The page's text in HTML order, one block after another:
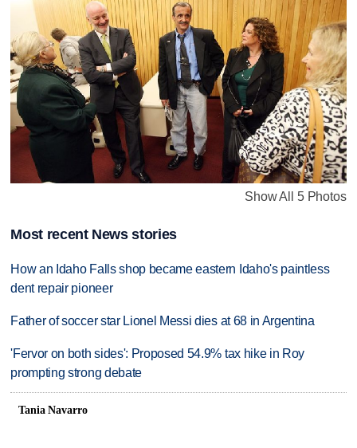
Show All 5 Photos
Most recent News stories
How an Idaho Falls shop became eastern Idaho's paintless
dent repair pioneer
Father of soccer star Lionel Messi dies at 68 in Argentina
'Fervor on both sides': Proposed 54.9% tax hike in Roy
prompting strong debate
Tania Navarro